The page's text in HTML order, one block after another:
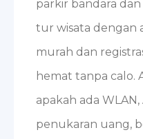
parkir bandara
tur wisata dengan
murah dan
hemat tanpa calo.
apakah ada WLAN,
penukaran uang,